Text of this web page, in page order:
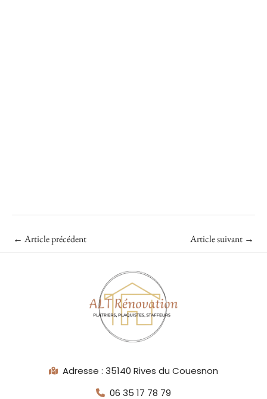
← Article précédent Article suivant →
Adresse : 35140 Rives du Couesnon
06 35 17 78 79